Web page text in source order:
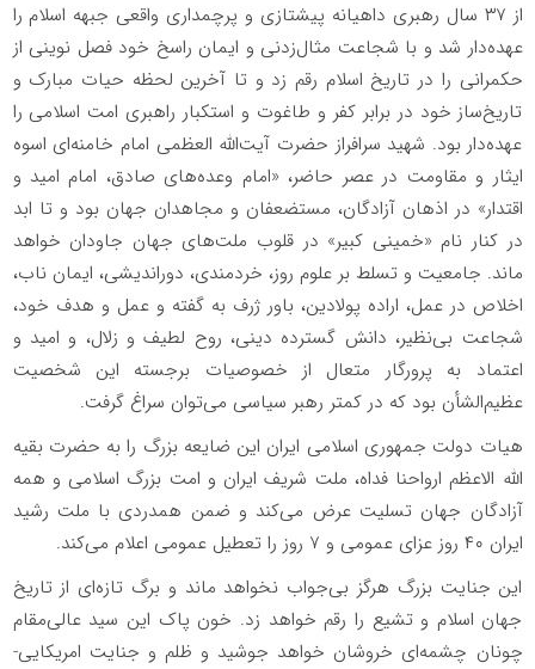
از ۳۷ سال رهبری داهیانه پیشتازی و پرچمداری واقعی جبهه اسلام را
عهده‌دار شد و با شجاعت مثال‌زدنی و ایمان راسخ خود فصل نوینی از
حکمرانی را در تاریخ اسلام رقم زد و تا آخرین لحظه حیات مبارک و
تاریخ‌ساز خود در برابر کفر و طاغوت و استکبار راهبری امت اسلامی را
عهده‌دار بود. شهید سرافراز حضرت آیت‌الله العظمی امام خامنه‌ای اسوه
ایثار و مقاومت در عصر حاضر، «امام وعده‌های صادق، امام امید و
اقتدار» در اذهان آزادگان، مستضعفان و مجاهدان جهان بود و تا ابد
در کنار نام «خمینی کبیر» در قلوب ملت‌های جهان جاودان خواهد
ماند. جامعیت و تسلط بر علوم روز، خردمندی، دوراندیشی، ایمان ناب،
اخلاص در عمل، اراده پولادین، باور ژرف به گفته و عمل و هدف خود،
شجاعت بی‌نظیر، دانش گسترده دینی، روح لطیف و زلال، و امید و
اعتماد به پرورگار متعال از خصوصیات برجسته این شخصیت
عظیم‌الشأن بود که در کمتر رهبر سیاسی می‌توان سراغ گرفت.
هیات دولت جمهوری اسلامی ایران این ضایعه بزرگ را به حضرت بقیه
الله الاعظم ارواحنا فداه، ملت شریف ایران و امت بزرگ اسلامی و همه
آزادگان جهان تسلیت عرض می‌کند و ضمن همدردی با ملت رشید
ایران ۴۰ روز عزای عمومی و ۷ روز را تعطیل عمومی اعلام می‌کند.
این جنایت بزرگ هرگز بی‌جواب نخواهد ماند و برگ تازه‌ای از تاریخ
جهان اسلام و تشیع را رقم خواهد زد. خون پاک این سید عالی‌مقام
چونان چشمه‌ای خروشان خواهد جوشید و ظلم و جنایت امریکایی-